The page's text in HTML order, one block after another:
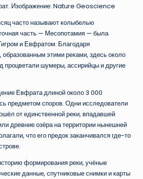
Изображение: Nature Geoscience
часто называют колыбелью
часть — Месопотамия — была
и Евфратом. Благодаря
этими реками, здесь около
процветали шумеры, ассирийцы и другие
Евфрата длиной около 3 000
предметом споров. Одни исследователи
от единственной реки, впадавшей
древние озёра на территории нынешней
что его предок заканчивался где-то
формирования реки, учёные
данные, спутниковые снимки и карты